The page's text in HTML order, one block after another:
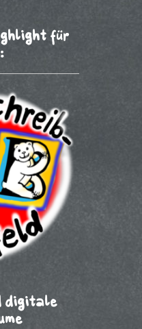
für
digitale